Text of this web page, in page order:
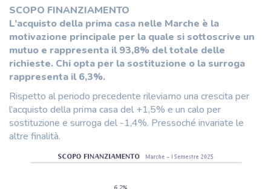
SCOPO FINANZIAMENTO
L’acquisto della prima casa nelle Marche è la
motivazione principale per la quale si sottoscrive un
mutuo e rappresenta il 93,8% del totale delle
richieste. Chi opta per la sostituzione o la surroga
rappresenta il 6,3%.
Rispetto al periodo precedente rileviamo una crescita per
l’acquisto della prima casa del +1,5% e un calo per
sostituzione e surroga del -1,4%. Pressoché invariate le
altre finalità.